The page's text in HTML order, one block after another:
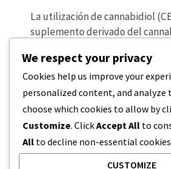
La utilización de cannabidiol
suplemento derivado del
últimos tiempos….
LECTURA DE 7 MINUTOS 20 DE
We respect your privacy
Cookies help us improve your
personalized content, and analyze
choose which cookies to allow by
Customize. ClickAccept All to
All to decline non-essential
CUSTOMIZE